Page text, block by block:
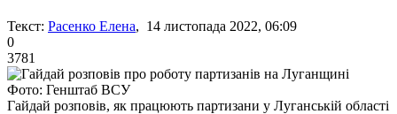
Текст: Расенко Елена, 14 листопада 2022, 06:09
0
3781
Фото: Генштаб ВСУ
Гайдай розповів, як працюють партизани у Луганській області